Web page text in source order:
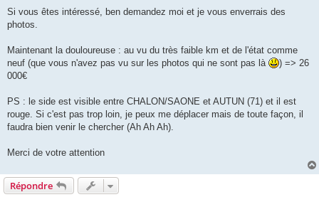
Si vous êtes intéressé, ben demandez moi et je vous enverrais des
photos.
Maintenant la douloureuse : au vu du très faible km et de l'état comme
neuf (que vous n'avez pas vu sur les photos qui ne sont pas là
) => 26
000€
PS : le side est visible entre CHALON/SAONE et AUTUN (71) et il est
rouge. Si c'est pas trop loin, je peux me déplacer mais de toute façon, il
faudra bien venir le chercher (Ah Ah Ah).
Merci de votre attention
Répondre